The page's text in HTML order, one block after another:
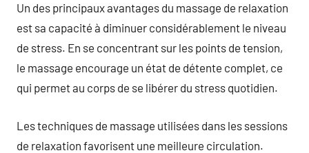
Un des principaux avantages du massage de relaxation
est sa capacité à diminuer considérablement le niveau
de stress. En se concentrant sur les points de tension,
le massage encourage un état de détente complet, ce
qui permet au corps de se libérer du stress quotidien.
Les techniques de massage utilisées dans les sessions
de relaxation favorisent une meilleure circulation.